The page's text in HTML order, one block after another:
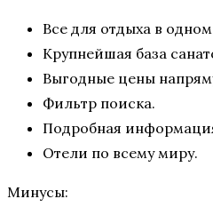
Все для отдыха в
Крупнейшая база
Выгодные цены
Фильтр поиска.
Подробная
Отели по всему миру.
Минусы: